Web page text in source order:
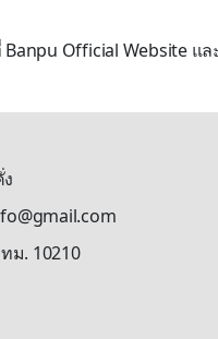
Official Website
ม. 10210